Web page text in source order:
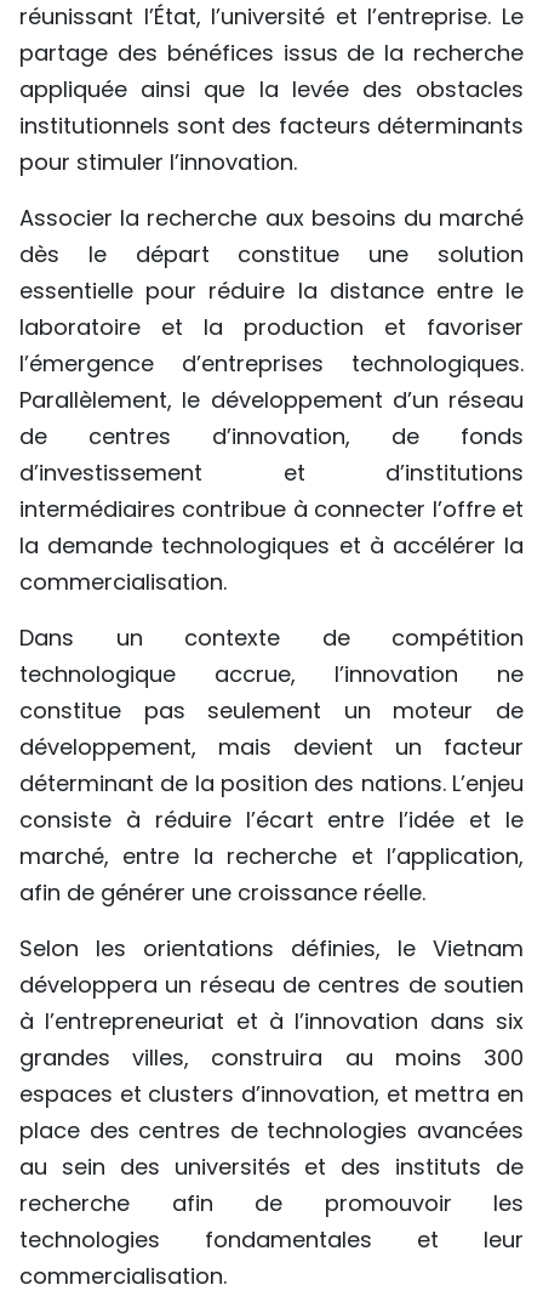
réunissant l’État, l’université et l’entreprise. Le
partage des bénéfices issus de la recherche
appliquée ainsi que la levée des obstacles
institutionnels sont des facteurs déterminants
pour stimuler l’innovation.
Associer la recherche aux besoins du marché
dès le départ constitue une solution
essentielle pour réduire la distance entre le
laboratoire et la production et favoriser
l’émergence d’entreprises technologiques.
Parallèlement, le développement d’un réseau
de centres d’innovation, de fonds
d’investissement et d’institutions
intermédiaires contribue à connecter l’offre et
la demande technologiques et à accélérer la
commercialisation.
Dans un contexte de compétition
technologique accrue, l’innovation ne
constitue pas seulement un moteur de
développement, mais devient un facteur
déterminant de la position des nations. L’enjeu
consiste à réduire l’écart entre l’idée et le
marché, entre la recherche et l’application,
afin de générer une croissance réelle.
Selon les orientations définies, le Vietnam
développera un réseau de centres de soutien
à l’entrepreneuriat et à l’innovation dans six
grandes villes, construira au moins 300
espaces et clusters d’innovation, et mettra en
place des centres de technologies avancées
au sein des universités et des instituts de
recherche afin de promouvoir les
technologies fondamentales et leur
commercialisation.